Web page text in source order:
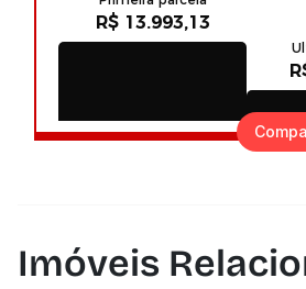
Imóveis